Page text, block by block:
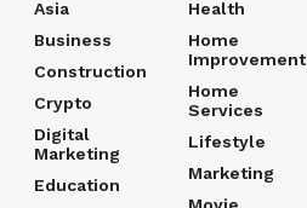
Asia
Business
Construction
Crypto
Digital
Marketing
Education
Health
Home
Improvement
Home
Services
Lifestyle
Marketing
Movie